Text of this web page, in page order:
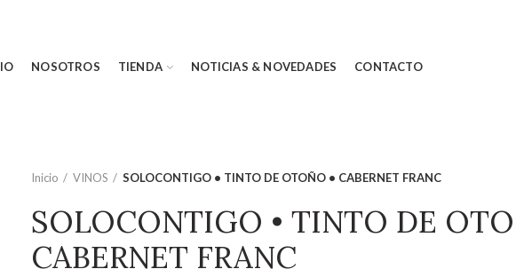
NOSOTROS TIENDA NOTICIAS & NOVEDADES CONTACTO
Inicio VINOS SOLOCONTIGO • TINTO DE OTOÑO • CABERNET FRANC
SOLOCONTIGO • TINTO DE
CABERNET FRANC